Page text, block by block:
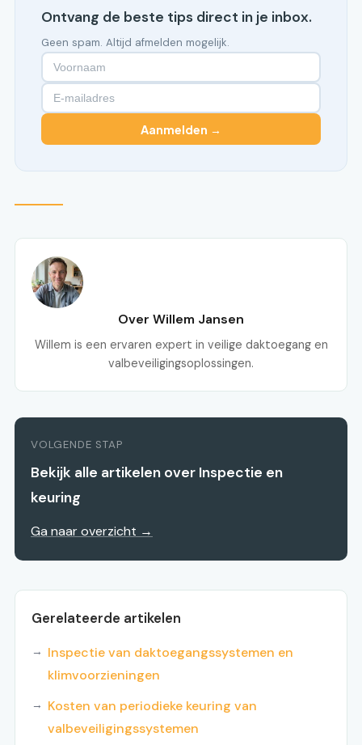
Ontvang de beste tips direct in je inbox.
Geen spam. Altijd afmelden mogelijk.
Aanmelden →
Over Willem Jansen
Willem is een ervaren expert in veilige daktoegang en
valbeveiligingsoplossingen.
VOLGENDE STAP
Bekijk alle artikelen over Inspectie en
keuring
Ga naar overzicht →
Gerelateerde artikelen
Inspectie van daktoegangssystemen en
klimvoorzieningen
Kosten van periodieke keuring van
valbeveiligingssystemen